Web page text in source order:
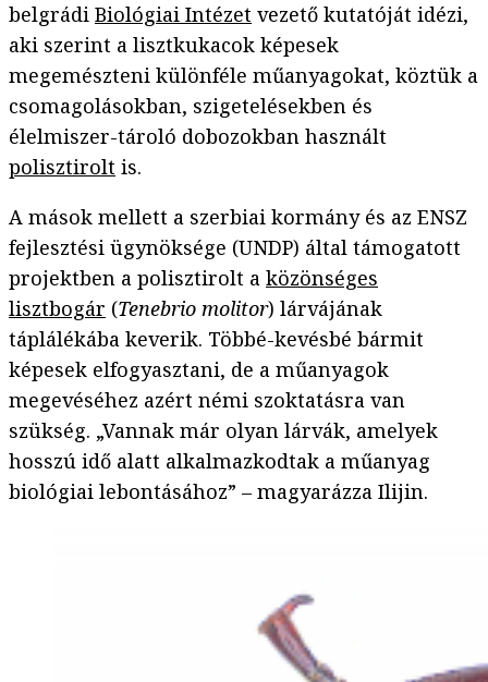
belgrádi Biológiai Intézet vezető kutatóját idézi,
aki szerint a lisztkukacok képesek
megemészteni különféle műanyagokat, köztük a
csomagolásokban, szigetelésekben és
élelmiszer-tároló dobozokban használt
polisztirolt is.
A mások mellett a szerbiai kormány és az ENSZ
fejlesztési ügynöksége (UNDP) által támogatott
projektben a polisztirolt a közönséges
lisztbogár (Tenebrio molitor) lárvájának
táplálékába keverik. Többé-kevésbé bármit
képesek elfogyasztani, de a műanyagok
megevéséhez azért némi szoktatásra van
szükség. „Vannak már olyan lárvák, amelyek
hosszú idő alatt alkalmazkodtak a műanyag
biológiai lebontásához” – magyarázza Ilijin.